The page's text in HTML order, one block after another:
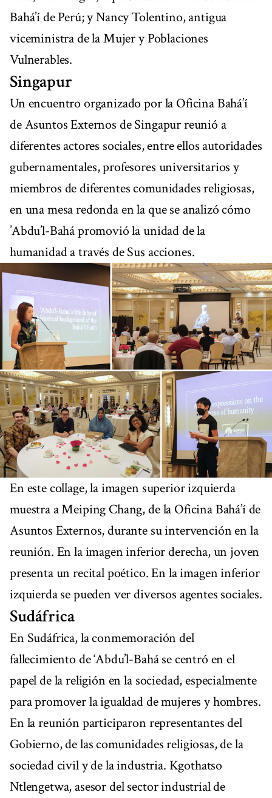
Bahá’í de Perú; y Nancy Tolentino, antigua
viceministra de la Mujer y Poblaciones
Vulnerables.
Singapur
Un encuentro organizado por la Oficina Bahá’í
de Asuntos Externos de Singapur reunió a
diferentes actores sociales, entre ellos autoridades
gubernamentales, profesores universitarios y
miembros de diferentes comunidades religiosas,
en una mesa redonda en la que se analizó cómo
’Abdu’l-Bahá promovió la unidad de la
humanidad a través de Sus acciones.
En este collage, la imagen superior izquierda
muestra a Meiping Chang, de la Oficina Bahá’í de
Asuntos Externos, durante su intervención en la
reunión. En la imagen inferior derecha, un joven
presenta un recital poético. En la imagen inferior
izquierda se pueden ver diversos agentes sociales.
Sudáfrica
En Sudáfrica, la conmemoración del
fallecimiento de ‘Abdu’l-Bahá se centró en el
papel de la religión en la sociedad, especialmente
para promover la igualdad de mujeres y hombres.
En la reunión participaron representantes del
Gobierno, de las comunidades religiosas, de la
sociedad civil y de la industria. Kgothatso
Ntlengetwa, asesor del sector industrial de